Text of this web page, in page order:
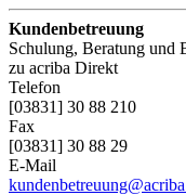
Kundenbetreuung
Schulung, Beratung und
zu acriba Direkt
Telefon
[03831] 30 88 210
Fax
[03831] 30 88 29
E-Mail